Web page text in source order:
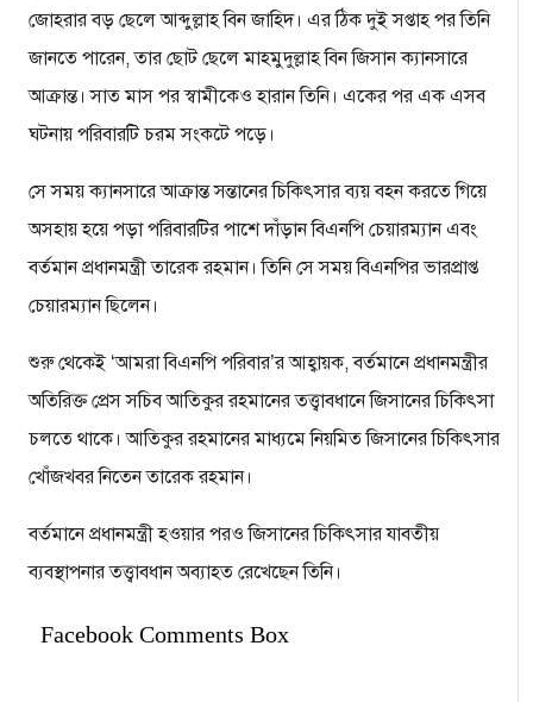
জোহরার বড় ছেলে আব্দুল্লাহ বিন জাহিদ। এর ঠিক দুই সপ্তাহ পর তিনি
জানতে পারেন, তার ছোট ছেলে মাহমুদুল্লাহ বিন জিসান ক্যানসারে
আক্রান্ত। সাত মাস পর স্বামীকেও হারান তিনি। একের পর এক এসব
ঘটনায় পরিবারটি চরম সংকটে পড়ে।
সে সময় ক্যানসারে আক্রান্ত সন্তানের চিকিৎসার ব্যয় বহন করতে গিয়ে
অসহায় হয়ে পড়া পরিবারটির পাশে দাঁড়ান বিএনপি চেয়ারম্যান এবং
বর্তমান প্রধানমন্ত্রী তারেক রহমান। তিনি সে সময় বিএনপির ভারপ্রাপ্ত
চেয়ারম্যান ছিলেন।
শুরু থেকেই ‘আমরা বিএনপি পরিবার’র আহ্বায়ক, বর্তমানে প্রধানমন্ত্রীর
অতিরিক্ত প্রেস সচিব আতিকুর রহমানের তত্ত্বাবধানে জিসানের চিকিৎসা
চলতে থাকে। আতিকুর রহমানের মাধ্যমে নিয়মিত জিসানের চিকিৎসার
খোঁজখবর নিতেন তারেক রহমান।
বর্তমানে প্রধানমন্ত্রী হওয়ার পরও জিসানের চিকিৎসার যাবতীয়
ব্যবস্থাপনার তত্ত্বাবধান অব্যাহত রেখেছেন তিনি।
Facebook Comments Box